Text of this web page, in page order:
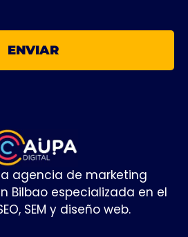
ENVIAR
agencia de marketing
Bilbao especializada en el
SEM y diseño web.